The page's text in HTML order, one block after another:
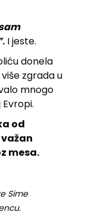
. I jeste.
donela
zgrada u
mnogo
od
mesa.
Sime